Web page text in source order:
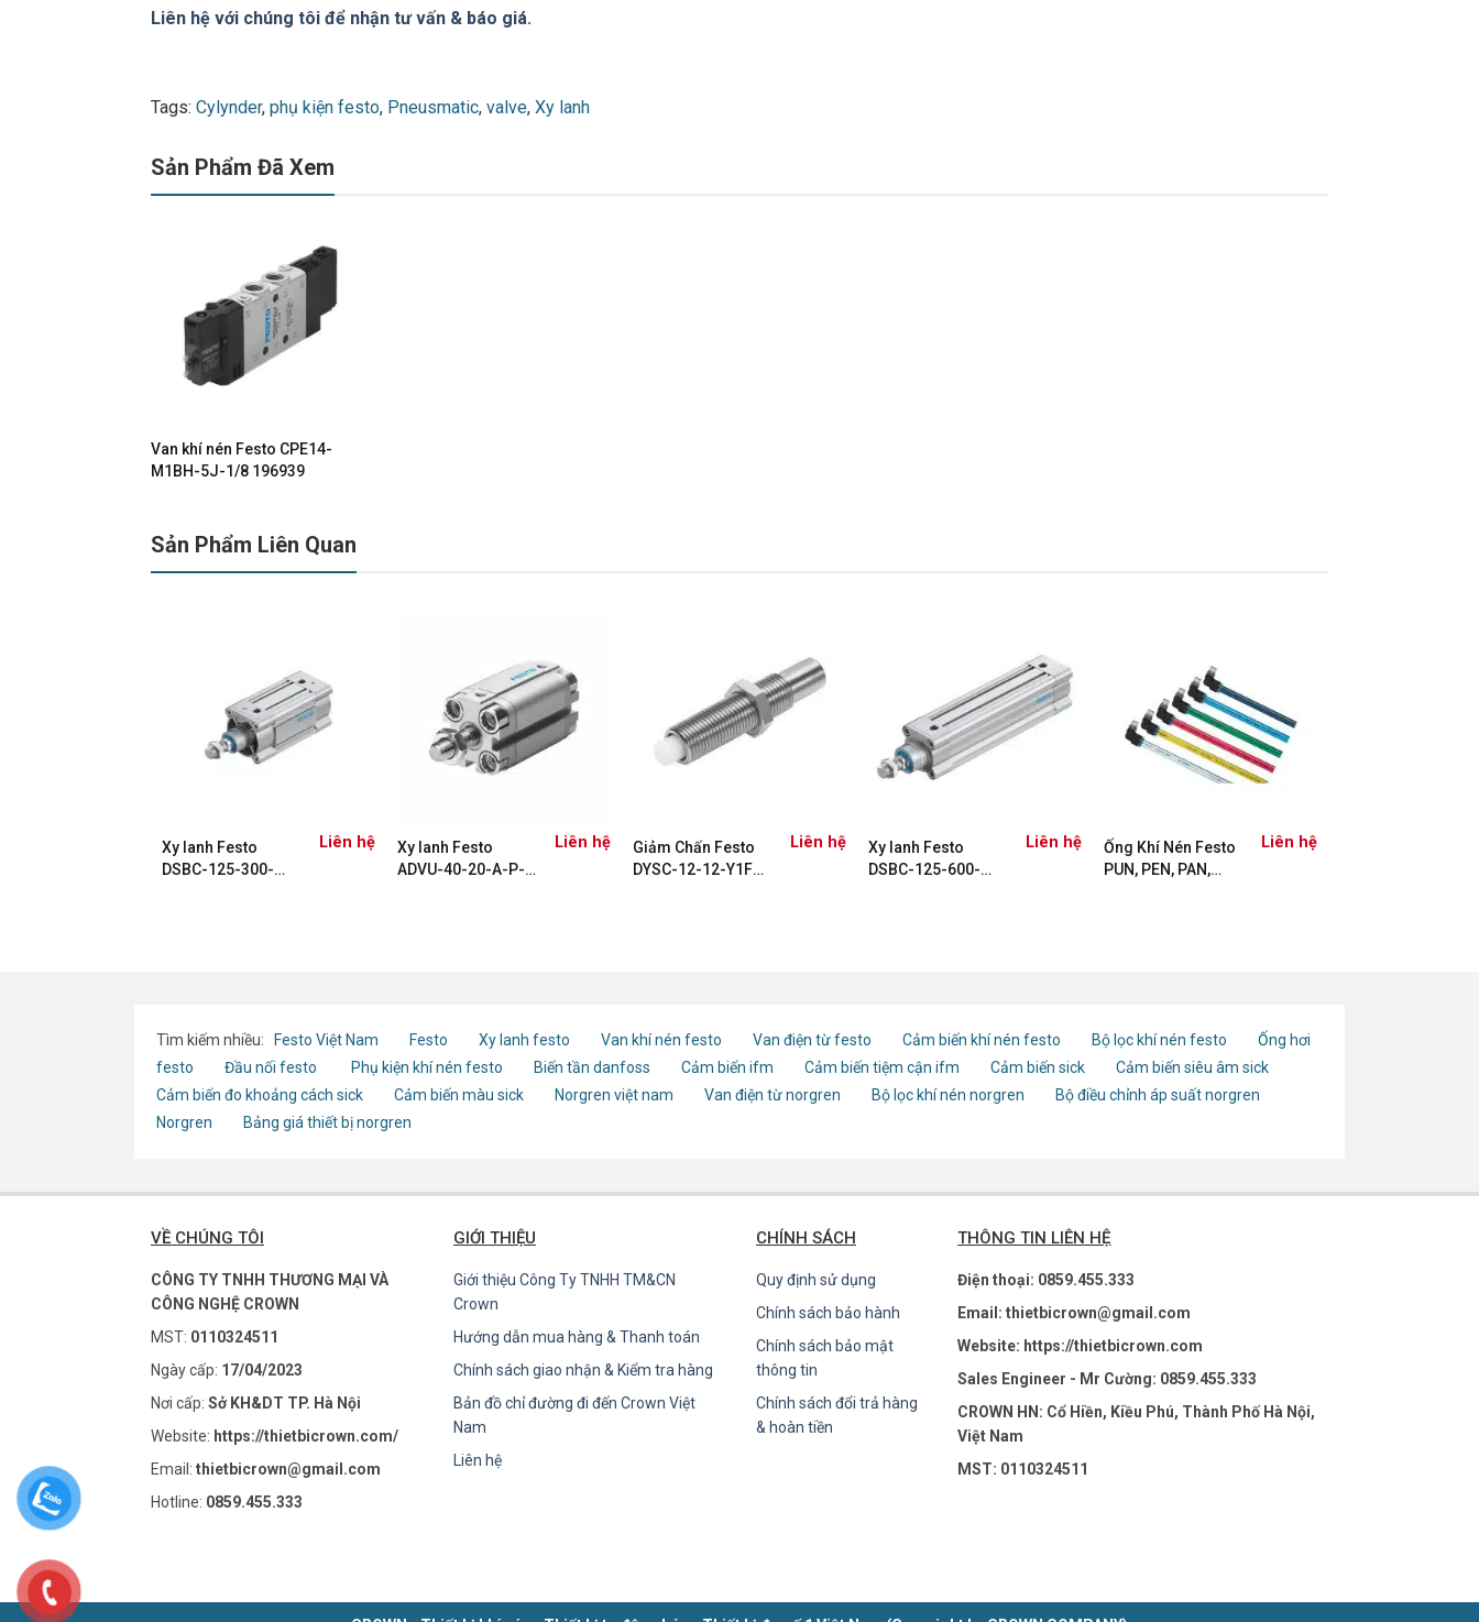
Liên hệ với chúng tôi để nhận tư vấn & báo giá.
Tags: Cylynder, phụ kiện festo, Pneusmatic, valve, Xy lanh
Sản Phẩm Đã Xem
Van khí nén Festo CPE14-
M1BH-5J-1/8 196939
Sản Phẩm Liên Quan
Xy lanh Festo
DSBC-125-300-
Liên hệ
Xy lanh Festo
ADVU-40-20-A-P-A
Liên hệ
Giảm Chấn Festo
DYSC-12-12-Y1F
Liên hệ
Xy lanh Festo
DSBC-125-600-
Liên hệ
Ống Khí Nén Festo
PUN, PEN, PAN,
Liên hệ
Tìm kiếm nhiều: Festo Việt Nam Festo Xy lanh festo Van khí nén festo Van điện từ festo Cảm biến khí nén festo Bộ lọc khí nén festo
Ống hơi
festo
Đầu nối festo Phụ kiện khí nén festo Biến tần danfoss Cảm biến ifm Cảm biến tiệm cận ifm Cảm biến sick
Cảm biến siêu âm sick
Cảm biến đo khoảng cách sick
Cảm biến màu sick Norgren việt nam Van điện từ norgren Bộ lọc khí nén norgren
Bộ điều chỉnh áp suất norgren
Norgren
Bảng giá thiết bị norgren
VỀ CHÚNG TÔI
CÔNG TY TNHH THƯƠNG MẠI VÀ
CÔNG NGHỆ CROWN
MST: 0110324511
Ngày cấp: 17/04/2023
Nơi cấp: Sở KH&DT TP. Hà Nội
Website: https://thietbicrown.com/
Email: thietbicrown@gmail.com
Hotline: 0859.455.333
GIỚI THIỆU
Giới thiệu Công Ty TNHH TM&CN
Crown
Hướng dẫn mua hàng & Thanh toán
Chính sách giao nhận & Kiểm tra hàng
Bản đồ chỉ đường đi đến Crown Việt
Nam
Liên hệ
CHÍNH SÁCH
Quy định sử dụng
Chính sách bảo hành
Chính sách bảo mật
thông tin
Chính sách đổi trả hàng
& hoàn tiền
THÔNG TIN LIÊN HỆ
Điện thoại: 0859.455.333
Email: thietbicrown@gmail.com
Website: https://thietbicrown.com
Sales Engineer - Mr Cường: 0859.455.333
CROWN HN: Cổ Hiền, Kiều Phú, Thành Phố Hà Nội,
Việt Nam
MST: 0110324511